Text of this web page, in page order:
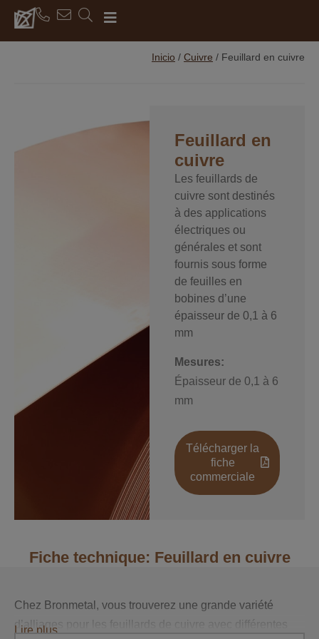
Inicio / Cuivre / Feuillard en cuivre
Feuillard en
cuivre
Les feuillards de
cuivre sont destinés
à des applications
électriques ou
générales et sont
fournis sous forme
de feuilles en
bobines d’une
épaisseur de 0,1 à 6
mm
Mesures:
Épaisseur de 0,1 à 6
mm
Télécharger la
fiche
commerciale
Fiche technique: Feuillard en cuivre
Chez Bronmetal, vous trouverez une grande variété
d’alliages pour les feuillards de cuivre avec différentes
Lire plus